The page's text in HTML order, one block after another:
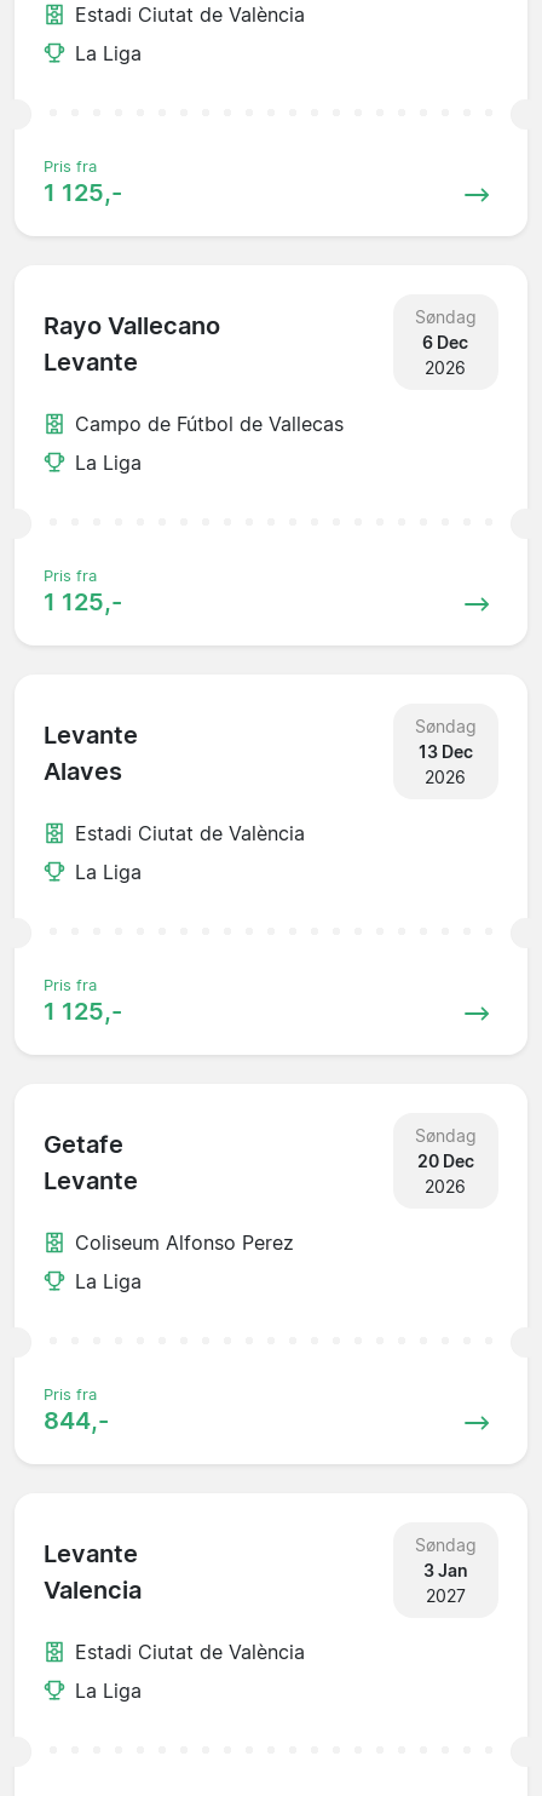
Estadi Ciutat de València
La Liga
Pris fra
1 125,-
Rayo Vallecano
Levante
Søndag
6 Dec
2026
Campo de Fútbol de Vallecas
La Liga
Pris fra
1 125,-
Levante
Alaves
Søndag
13 Dec
2026
Estadi Ciutat de València
La Liga
Pris fra
1 125,-
Getafe
Levante
Søndag
20 Dec
2026
Coliseum Alfonso Perez
La Liga
Pris fra
844,-
Levante
Valencia
Søndag
3 Jan
2027
Estadi Ciutat de València
La Liga